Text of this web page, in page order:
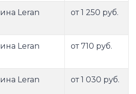
Leran
от 1 250 руб.
Leran
от 710 руб.
Leran
от 1 030 руб.